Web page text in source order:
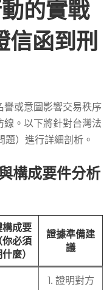
的實戰
函到刑
譽或意圖影響交易秩序
線。以下將針對台灣法
）進行詳細剖析。
構成要件分析
構成要
你必須
麼）
證據準備建
議
1. 證明對方